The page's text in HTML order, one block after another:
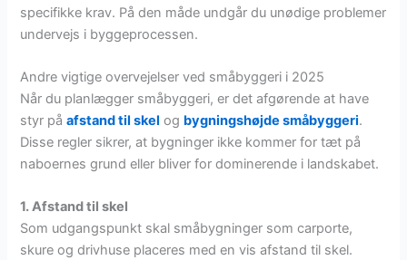
specifikke krav. På den måde undgår du unødige problemer
undervejs i byggeprocessen.
Andre vigtige overvejelser ved småbyggeri i 2025
Når du planlægger småbyggeri, er det afgørende at have
styr påafstand til skel og bygningshøjde småbyggeri.
Disse regler sikrer, at bygninger ikke kommer for tæt på
naboernes grund eller bliver for dominerende i landskabet.
1. Afstand til skel
Som udgangspunkt skal småbygninger som carporte,
skure og drivhuse placeres med en vis afstand til skel.